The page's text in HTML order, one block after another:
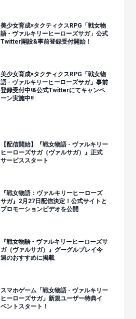
美少女育成×タクティクスRPG「戦女物
語 - ヴァルキリーヒーローズサガ」公式
Twitter開設&事前登録受付開始！
美少女育成×タクティクスRPG「戦女物
語 - ヴァルキリーヒーローズサガ」事前
登録受付中!&公式Twitterにてキャンペ
ーン実施中!!
【配信開始】『戦女物語 - ヴァルキリー
ヒーローズサガ（ヴァルサガ）』正式
サービススタート
『戦女物語：ヴァルキリーヒーローズ
サガ』2月27日配信決定！公式サイトと
プロモーションビデオを公開
『戦女物語 - ヴァルキリーヒーローズサ
ガ（ヴァルサガ）』グーグルプレイ今
週のおすすめに掲載
スマホゲーム「戦女物語 - ヴァルキリー
ヒーローズサガ」新規ユーザー特典イ
ベントスタート！